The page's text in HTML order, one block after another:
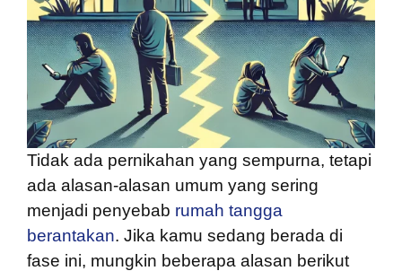
Tidak ada pernikahan yang sempurna, tetapi
ada alasan-alasan umum yang sering
menjadi penyebab rumah tangga
berantakan. Jika kamu sedang berada di
fase ini, mungkin beberapa alasan berikut